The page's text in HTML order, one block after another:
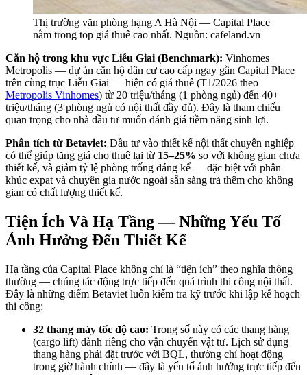
Thị trường văn phòng hạng A Hà Nội — Capital Place
nằm trong top giá thuê cao nhất. Nguồn: cafeland.vn
Căn hộ trong khu vực Liễu Giai (Benchmark): Vinhomes
Metropolis — dự án căn hộ dân cư cao cấp ngay gần Capital Place
trên cùng trục Liễu Giai — hiện có giá thuê (T1/2026 theo
Metropolis Vinhomes) từ 20 triệu/tháng (1 phòng ngủ) đến 40+
triệu/tháng (3 phòng ngủ có nội thất đầy đủ). Đây là tham chiếu
quan trọng cho nhà đầu tư muốn đánh giá tiềm năng sinh lợi.
Phân tích từ Betaviet: Đầu tư vào thiết kế nội thất chuyên nghiệp
có thể giúp tăng giá cho thuê lại từ 15–25% so với không gian chưa
thiết kế, và giảm tỷ lệ phòng trống đáng kể — đặc biệt với phân
khúc expat và chuyên gia nước ngoài sẵn sàng trả thêm cho không
gian có chất lượng thiết kế.
Tiện Ích Và Hạ Tầng — Những Yếu Tố
Ảnh Hưởng Đến Thiết Kế
Hạ tầng của Capital Place không chỉ là “tiện ích” theo nghĩa thông
thường — chúng tác động trực tiếp đến quá trình thi công nội thất.
Đây là những điểm Betaviet luôn kiểm tra kỹ trước khi lập kế hoạch
thi công:
32 thang máy tốc độ cao: Trong số này có các thang hàng
(cargo lift) dành riêng cho vận chuyển vật tư. Lịch sử dụng
thang hàng phải đặt trước với BQL, thường chỉ hoạt động
trong giờ hành chính — đây là yếu tố ảnh hưởng trực tiếp đến